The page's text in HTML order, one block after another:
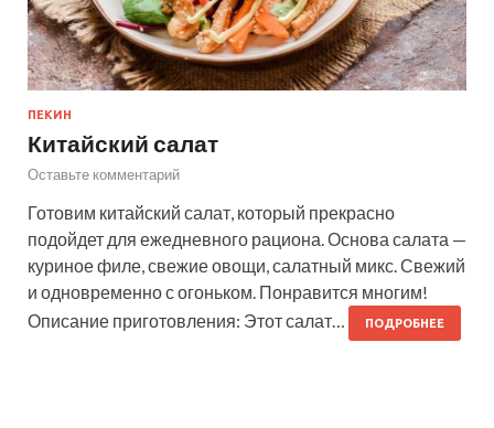
ПЕКИН
Китайский салат
Оставьте комментарий
Готовим китайский салат, который прекрасно
подойдет для ежедневного рациона. Основа салата —
куриное филе, свежие овощи, салатный микс. Свежий
и одновременно с огоньком. Понравится многим!
Описание приготовления: Этот салат…
ПОДРОБНЕЕ